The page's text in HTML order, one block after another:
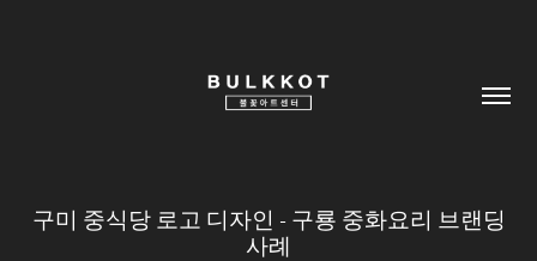
구미 중식당 로고 디자인 - 구룡 중화요리 브랜딩
사례